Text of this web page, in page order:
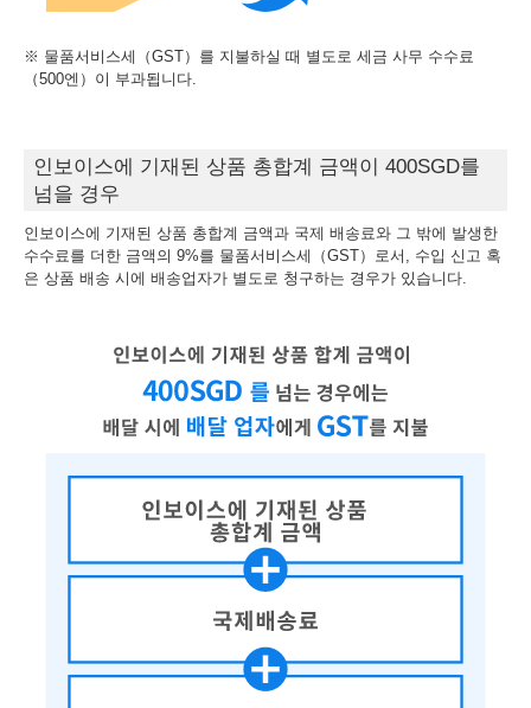
※ 물품서비스세（GST）를 지불하실 때 별도로 세금 사무 수수료
（500엔）이 부과됩니다.
인보이스에 기재된 상품 총합계 금액이 400SGD를
넘을 경우
인보이스에 기재된 상품 총합계 금액과 국제 배송료와 그 밖에 발생한
수수료를 더한 금액의 9%를 물품서비스세（GST）로서, 수입 신고 혹
은 상품 배송 시에 배송업자가 별도로 청구하는 경우가 있습니다.